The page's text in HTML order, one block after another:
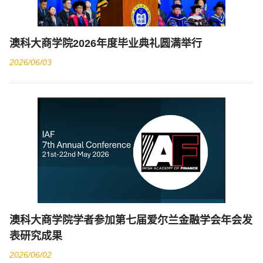
澳科大商学院2026年度毕业典礼圆满举行
2026/06/03
澳科大商学院学者参加第七届爱尔兰金融学会年会发
表研究成果
2026/06/02